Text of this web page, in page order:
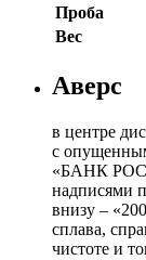
Проба
Вес
Аверс
в центре
с
«БАНК
надписями
внизу –
сплава,
чистоте и